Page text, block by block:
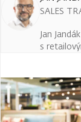
SALES
Jan
s